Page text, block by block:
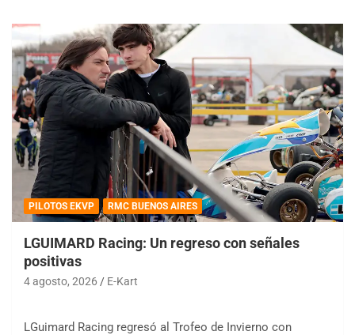
PILOTOS EKVP RMC BUENOS AIRES
LGUIMARD Racing: Un regreso con señales
positivas
4 agosto, 2026 E-Kart
LGuimard Racing regresó al Trofeo de Invierno con